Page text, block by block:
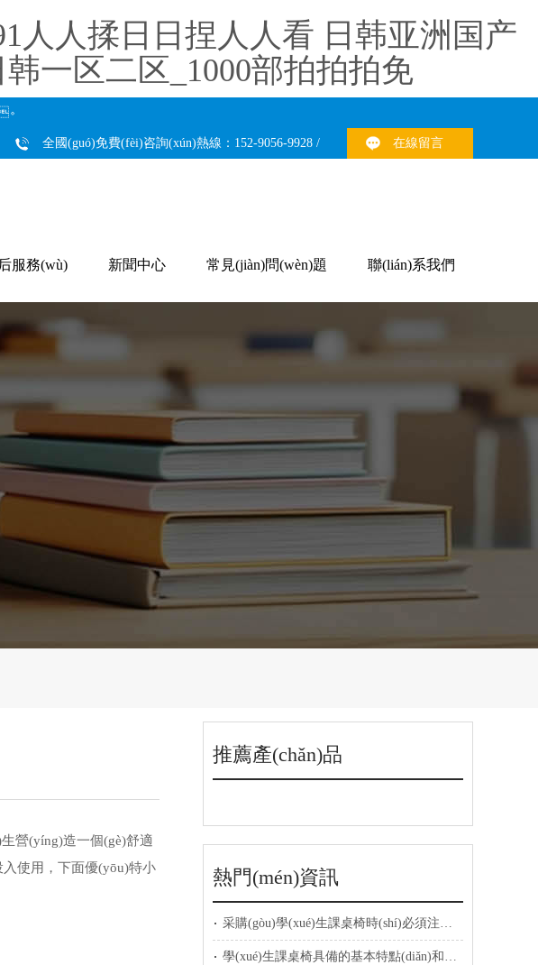
人人揉日日捏人人看 日韩亚洲国产
一区二区_1000部拍拍拍免
。
全國(guó)免費(fèi)咨詢(xún)熱線：152-9056-9928 / 在線留言
服務(wù) 新聞中心 常見(jiàn)問(wèn)題 聯(lián)系我們
營(yíng)造一個(gè)舒適
用，下面優(yōu)特小
推薦產(chǎn)品
熱門(mén)資訊
采購(gòu)學(xué)生課桌椅時(shí)必須注意的地方有哪些？
學(xué)生課桌椅具備的基本特點(diǎn)和要求有哪些？